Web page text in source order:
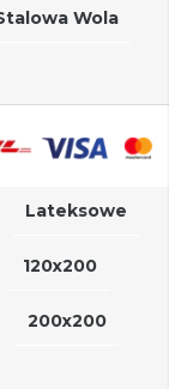
Wola
Lateksowe
120x200
200x200